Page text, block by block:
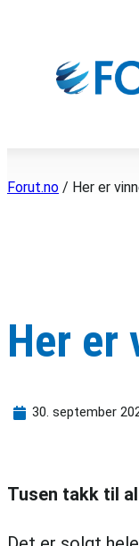
innhold
Forut.no / Her er
Her er
30. september
Tusen takk til